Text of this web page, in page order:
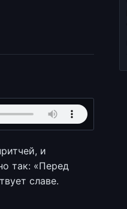
и
так: «Перед
славе.